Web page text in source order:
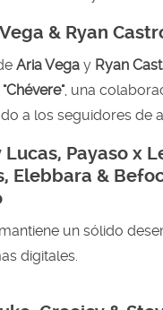
& Ryan
Aria Vega y Ryan
"Chévere", una
a los seguidores de
Lucas, Payaso x
Elebbara &
un sólido
digitales.